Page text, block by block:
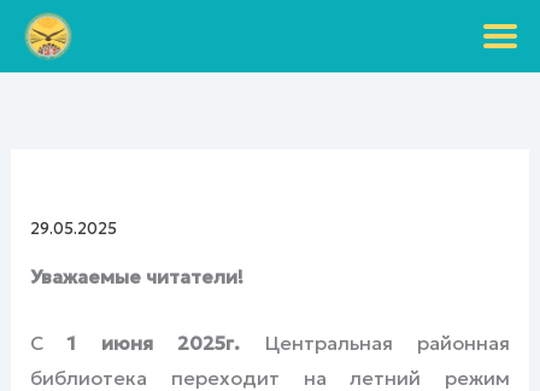
Перейти
29.05.2025
Уважаемые читатели!
С1 июня 2025г. Центральная районная
библиотека переходит на летний режим